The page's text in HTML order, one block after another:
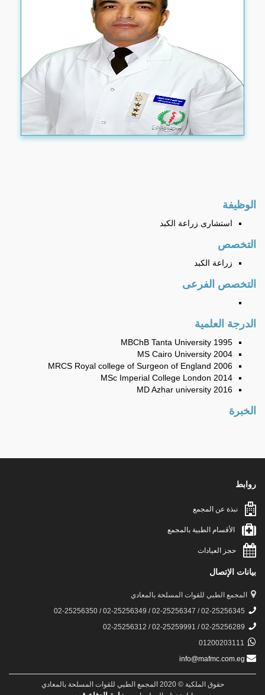
الوظيفة
استشارى زراعة الكبد
التخصص
زراعة الكبد
التخصص الفرعى
الدرجة العلمية
MBChB Tanta University 1995
MS Cairo University 2004
MRCS Royal college of Surgeon of England 2006
MSc Imperial College London 2014
MD Azhar university 2016
الخبرة
روابط
نبذة عن المجمع
الأقسام الطبية بالمجمع
حجز العيادات
بيانات الإتصال
المجمع الطبي للقوات المسلحة بالمعادي
حقوق الملكية © 2020 المجمع الطبي للقوات المسلحة بالمعادي